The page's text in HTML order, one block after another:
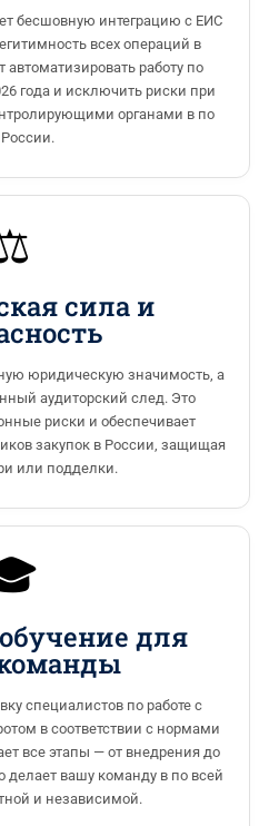
бесшовную интеграцию с ЕИС
всех операций в
автоматизировать работу по
года и исключить риски при
органами в по
сила и
юридическую значимость, а
аудиторский след. Это
риски и обеспечивает
закупок в России, защищая
или подделки.
для
специалистов по работе с
в соответствии с нормами
все этапы — от внедрения до
делает вашу команду в по всей
и независимой.